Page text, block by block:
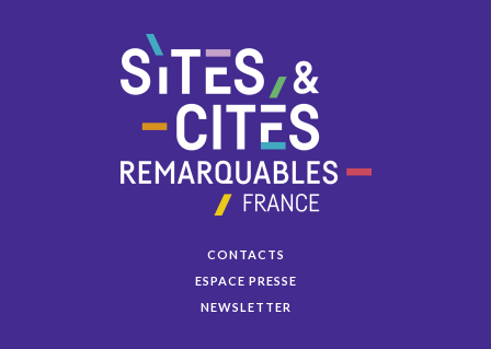
CONTACTS
ESPACE PRESSE
NEWSLETTER